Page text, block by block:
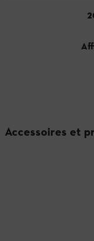
Accessoires et